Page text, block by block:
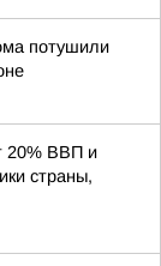
потушили
20% ВВП и
страны,